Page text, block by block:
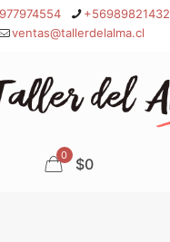
+56989821432
ventas@tallerdelalma.cl
0 $0